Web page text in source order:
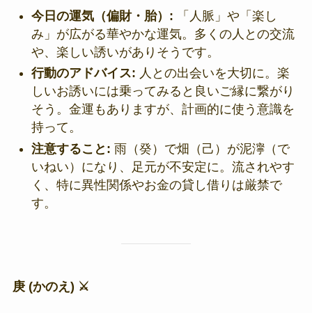
今日の運気（偏財・胎）: 「人脈」や「楽し
み」が広がる華やかな運気。多くの人との交流
や、楽しい誘いがありそうです。
行動のアドバイス: 人との出会いを大切に。楽
しいお誘いには乗ってみると良いご縁に繋がり
そう。金運もありますが、計画的に使う意識を
持って。
注意すること: 雨（癸）で畑（己）が泥濘（で
いねい）になり、足元が不安定に。流されやす
く、特に異性関係やお金の貸し借りは厳禁で
す。
庚 (かのえ) ⚔️